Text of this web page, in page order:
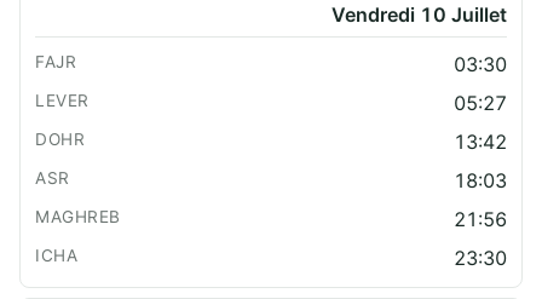
Vendredi 10 Juillet
03:30
05:27
13:42
18:03
21:56
23:30